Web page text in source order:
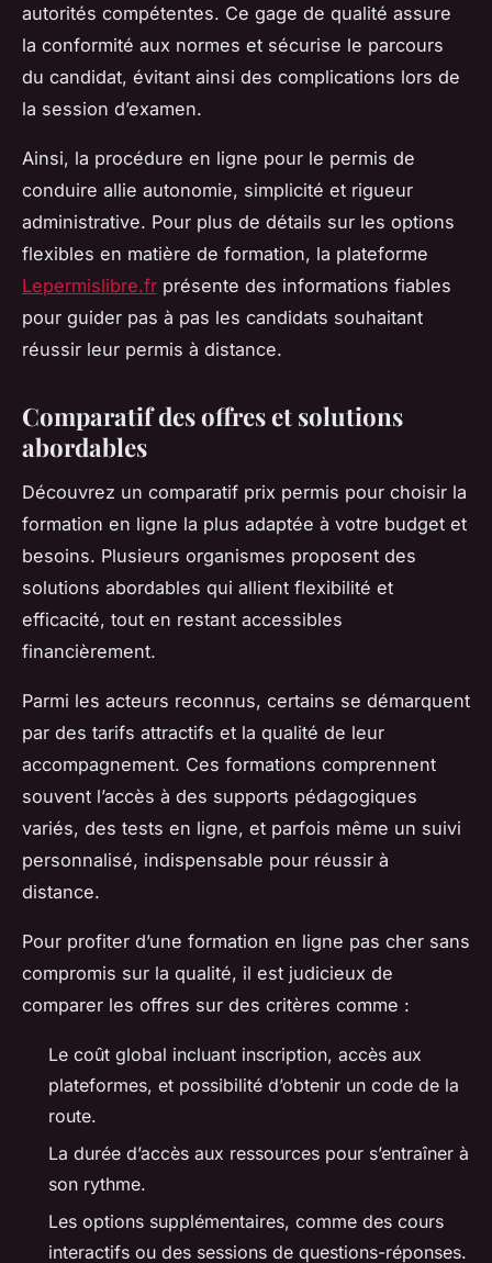
autorités compétentes. Ce gage de qualité assure
la conformité aux normes et sécurise le parcours
du candidat, évitant ainsi des complications lors de
la session d’examen.
Ainsi, la procédure en ligne pour le permis de
conduire allie autonomie, simplicité et rigueur
administrative. Pour plus de détails sur les options
flexibles en matière de formation, la plateforme
Lepermislibre.fr présente des informations fiables
pour guider pas à pas les candidats souhaitant
réussir leur permis à distance.
Comparatif des offres et solutions
abordables
Découvrez un comparatif prix permis pour choisir la
formation en ligne la plus adaptée à votre budget et
besoins. Plusieurs organismes proposent des
solutions abordables qui allient flexibilité et
efficacité, tout en restant accessibles
financièrement.
Parmi les acteurs reconnus, certains se démarquent
par des tarifs attractifs et la qualité de leur
accompagnement. Ces formations comprennent
souvent l’accès à des supports pédagogiques
variés, des tests en ligne, et parfois même un suivi
personnalisé, indispensable pour réussir à
distance.
Pour profiter d’une formation en ligne pas cher sans
compromis sur la qualité, il est judicieux de
comparer les offres sur des critères comme :
Le coût global incluant inscription, accès aux
plateformes, et possibilité d’obtenir un code de la
route.
La durée d’accès aux ressources pour s’entraîner à
son rythme.
Les options supplémentaires, comme des cours
interactifs ou des sessions de questions-réponses.